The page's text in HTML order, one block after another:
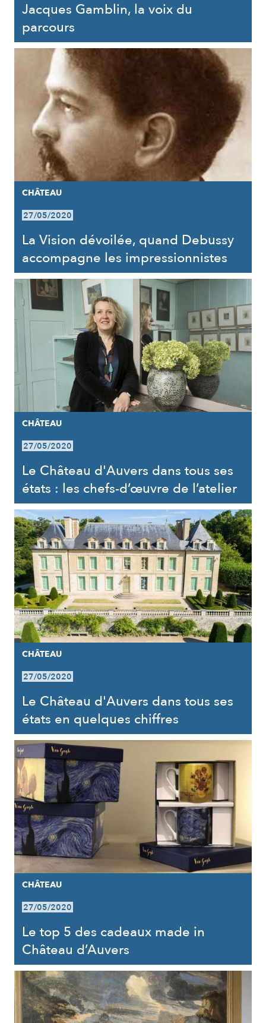
Jacques Gamblin, la voix du
parcours
CHÂTEAU
27/05/2020
La Vision dévoilée, quand Debussy
accompagne les impressionnistes
CHÂTEAU
27/05/2020
Le Château d'Auvers dans tous ses
états : les chefs-d’œuvre de l’atelier
CHÂTEAU
27/05/2020
Le Château d'Auvers dans tous ses
états en quelques chiffres
CHÂTEAU
27/05/2020
Le top 5 des cadeaux made in
Château d’Auvers